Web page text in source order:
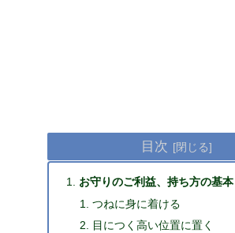
目次
お守りのご利益、持ち方の基本
つねに身に着ける
目につく高い位置に置く